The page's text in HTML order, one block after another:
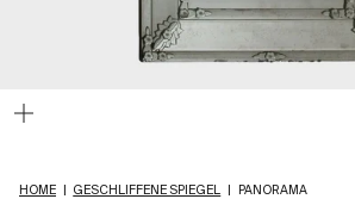
HOME GESCHLIFFENE SPIEGEL PANORAMA